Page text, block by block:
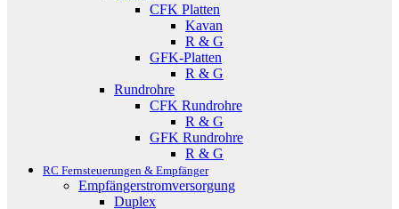
CFK Platten
Kavan
R & G
GFK-Platten
R & G
Rundrohre
CFK Rundrohre
R & G
GFK Rundrohre
R & G
RC Fernsteuerungen & Empfänger
Empfängerstromversorgung
Duplex